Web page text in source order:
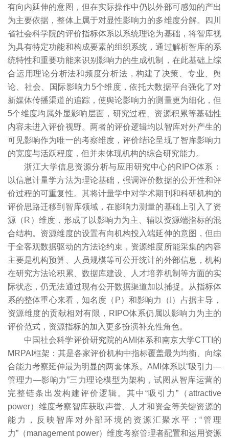
有向内延伸的意图，但在实际操作中仍以外部可感知的产出
为主要依据，整体上属于对显性影响力的多维度分解。四川
省社会科学院的评价指标体系以系统理论为基础，将智库视
为具有特定功能和构成要素的组织系统，通过解析智库的系
统特性和重要功能来识别影响力的生成机制，在此基础上综
合运用理论分析法和频度分析法，构建了决策、专业、舆
论、社会、国际影响力5个维度，依托大数据平台强化了对
新媒体传播渠道的追踪，使舆论影响力的测量更为细化，但
5个维度均属外显影响层面，研究过程、资源积累等基础性
内容未进入评价视野。两者的评价逻辑均以智库对外产生的
可见影响作为唯一的考察维度，评价结论呈现了智库影响力
的宽度与活跃程度，但并未体现机构的综合研究能力。
浙江大学信息资源分析与应用研究中心的RIPO体系：
以信息计量学方法为理论基础，强调评价数据的公开性和评
价过程的可重复性。其将计量学中对学术期刊和科研机构的
评价思路迁移到智库领域，在影响力测量的基础上引入了资
源（R）维度，形成了以影响力为主、辅以资源端指标的混
合结构。资源维度的设置有向机构投入端延伸的意图，但由
于全客观数据驱动的方法论约束，资源维度所能采集的内容
主要是机构预算、人员规模等可公开统计的外部信息，机构
在研究方法论积累、数据库建设、人才培养机制等方面的实
际状态，仍无法通过现有公开数据渠道加以捕捉。从指标体
系的整体重心来看，知名度（P）和影响力（I）占据主导，
资源维度的贡献相对有限，RIPO体系仍属以影响力为主的
评价范式，资源指标的加入更多扮演补充性角色。
中国社会科学评价研究院的AMI体系和南京大学CTTI的
MRPAI框架：其是各家评价机构中指标覆盖最为均衡、向综
合能力考察延伸最为明显的两套体系。AMI体系以“吸引力—
管理力—影响力”三力理论模型为架构，试图从智库运营的
完整链条出发构建评价逻辑。其中“吸引力”（attractive
power）维度考察智库获取声誉、人才和资金等关键资源的
能力，反映智库对外部环境的资源汇聚水平；“管理
力”（management power）维度考察管理者配置和运用资源